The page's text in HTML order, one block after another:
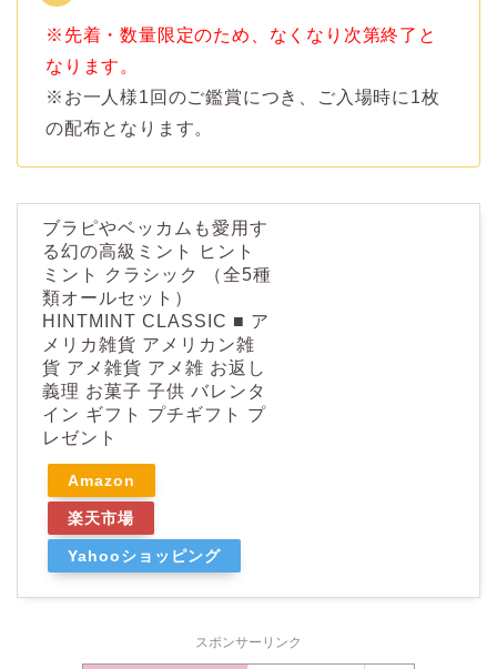
※先着・数量限定のため、なくなり次第終了と
なります。
※お一人様1回のご鑑賞につき、ご入場時に1枚
の配布となります。
ブラピやベッカムも愛用す
る幻の高級ミント ヒント
ミント クラシック （全5種
類オールセット）
HINTMINT CLASSIC ■ ア
メリカ雑貨 アメリカン雑
貨 アメ雑貨 アメ雑 お返し
義理 お菓子 子供 バレンタ
イン ギフト プチギフト プ
レゼント
Amazon
楽天市場
Yahooショッピング
スポンサーリンク